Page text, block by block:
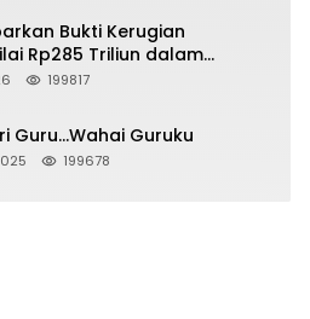
Bukti Kerugian
Rp285 Triliun dalam
PT Pertamina
199817
Guru…Wahai Guruku
199678